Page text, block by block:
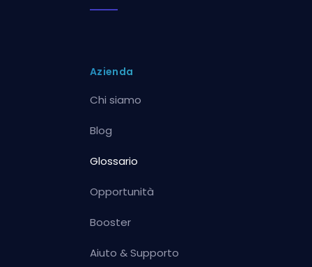
Azienda
Chi siamo
Blog
Glossario
Opportunità
Booster
Aiuto & Supporto